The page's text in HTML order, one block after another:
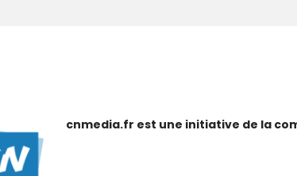
cnmedia.fr est une initiative de la